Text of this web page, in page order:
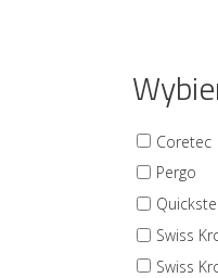
Coretec
Pergo
Swiss
Swiss